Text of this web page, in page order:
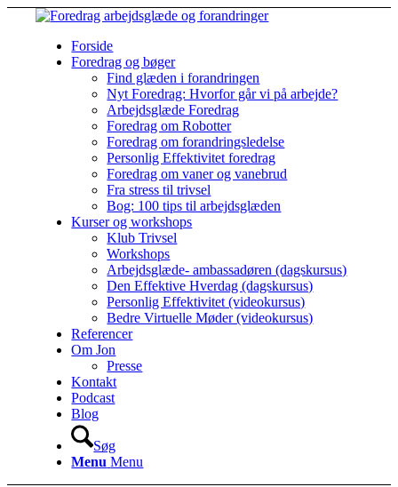
Forside
Foredrag og bøger
Find glæden i forandringen
Nyt Foredrag: Hvorfor går vi på arbejde?
Arbejdsglæde Foredrag
Foredrag om Robotter
Foredrag om forandringsledelse
Personlig Effektivitet foredrag
Foredrag om vaner og vanebrud
Fra stress til trivsel
Bog: 100 tips til arbejdsglæden
Kurser og workshops
Klub Trivsel
Workshops
Arbejdsglæde- ambassadøren (dagskursus)
Den Effektive Hverdag (dagskursus)
Personlig Effektivitet (videokursus)
Bedre Virtuelle Møder (videokursus)
Referencer
Om Jon
Presse
Kontakt
Podcast
Blog
Søg
Menu Menu